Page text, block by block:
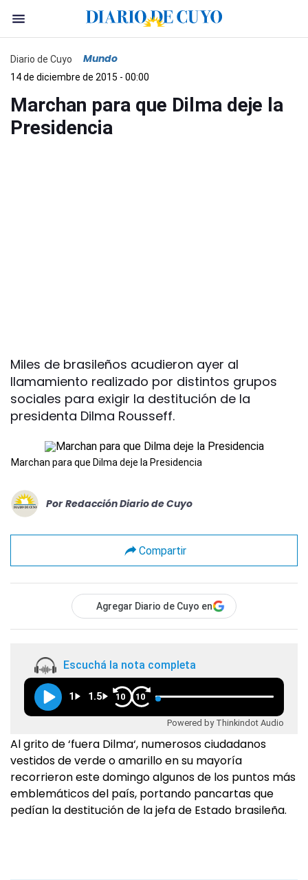
Diario de Cuyo Mundo
14 de diciembre de 2015 - 00:00
Marchan para que Dilma deje la
Presidencia
Miles de brasileños acudieron ayer al
llamamiento realizado por distintos grupos
sociales para exigir la destitución de la
presidenta Dilma Rousseff.
Marchan para que Dilma deje la Presidencia
Por Redacción Diario de Cuyo
Compartir
Agregar Diario de Cuyo en
Escuchá la nota completa
1 1.5 10 10
Powered by Thinkindot Audio
Al grito de ‘fuera Dilma‘, numerosos ciudadanos
vestidos de verde o amarillo en su mayoría
recorrieron este domingo algunos de los puntos más
emblemáticos del país, portando pancartas que
pedían la destitución de la jefa de Estado brasileña.